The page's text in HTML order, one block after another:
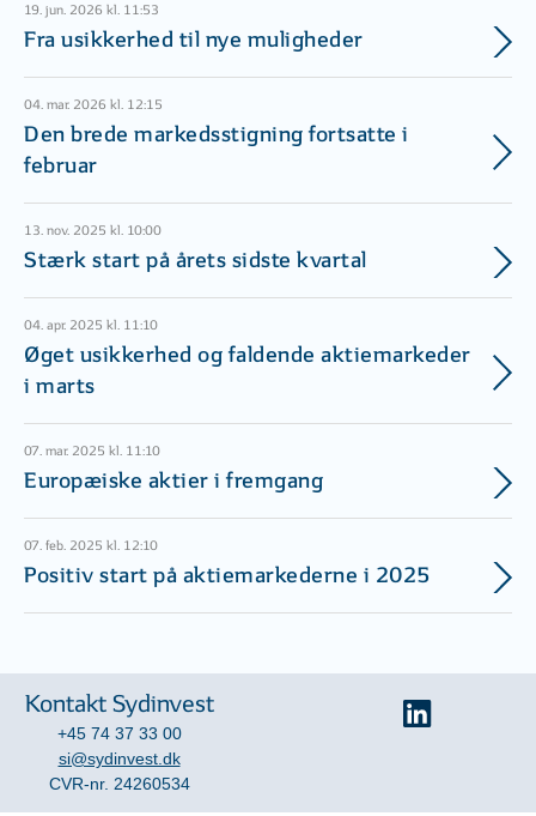
19. jun. 2026 kl. 11:53
Fra usikkerhed til nye muligheder
04. mar. 2026 kl. 12:15
Den brede markedsstigning fortsatte i
februar
13. nov. 2025 kl. 10:00
Stærk start på årets sidste kvartal
04. apr. 2025 kl. 11:10
Øget usikkerhed og faldende aktiemarkeder
i marts
07. mar. 2025 kl. 11:10
Europæiske aktier i fremgang
07. feb. 2025 kl. 12:10
Positiv start på aktiemarkederne i 2025
Kontakt Sydinvest
+45 74 37 33 00
si@sydinvest.dk
CVR-nr. 24260534